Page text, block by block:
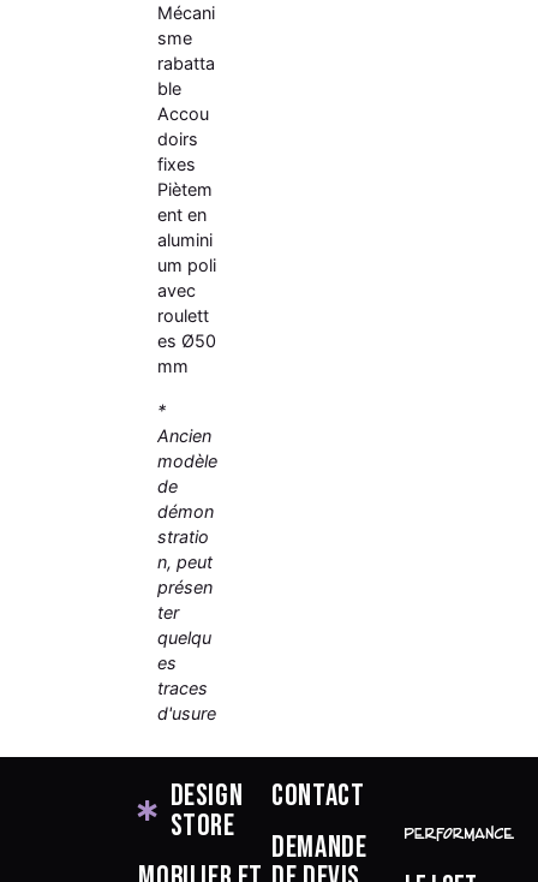
Mécani
sme
rabatta
ble
Accou
doirs
fixes
Piètem
ent en
alumini
um poli
avec
roulett
es Ø50
mm
*
Ancien
modèle
de
démon
stratio
n, peut
présen
ter
quelqu
es
traces
d'usure
Design
Store
Contact
Demande